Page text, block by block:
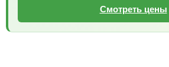
Смотреть цены